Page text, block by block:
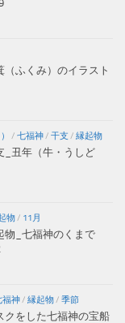
ふくみ）のイラスト
/ 七福神/ 干支 / 縁起物
_丑年（牛・うしど
物/ 11月
物_七福神のくまで
福神/ 縁起物/ 季節
クをした七福神の宝船